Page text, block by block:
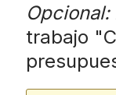
Opcional:
trabajo